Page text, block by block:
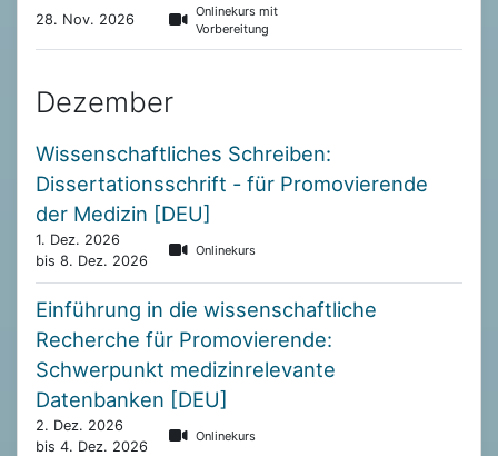
28. Nov. 2026
Onlinekurs mit
Vorbereitung
Dezember
Wissenschaftliches Schreiben:
Dissertationsschrift - für Promovierende
der Medizin [DEU]
1. Dez. 2026
bis 8. Dez. 2026
Onlinekurs
Einführung in die wissenschaftliche
Recherche für Promovierende:
Schwerpunkt medizinrelevante
Datenbanken [DEU]
2. Dez. 2026
bis 4. Dez. 2026
Onlinekurs